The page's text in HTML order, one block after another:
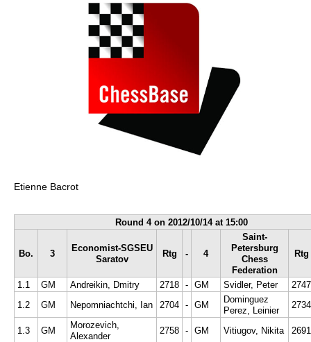
Etienne Bacrot
Round 4 on 2012/10/14 at 15:00
Bo. 3
Economist-SGSEU
Saratov
Rtg - 4
Saint-
Petersburg
Chess
Federation
Rtg
1.1 GM Andreikin, Dmitry 2718 - GM Svidler, Peter
2747
1.2
GM Nepomniachtchi, Ian 2704 - GM
Dominguez
Perez, Leinier
2734
1.3 GM
Morozevich,
Alexander
2758 - GM Vitiugov, Nikita 2691